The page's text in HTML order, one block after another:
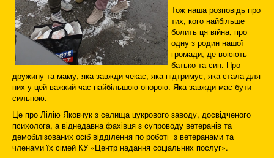
Тож наша розповідь про
тих, кого найбільше
болить ця війна, про
одну з родин нашої
громади, де воюють
батько та син. Про
дружину та маму, яка завжди чекає, яка підтримує, яка стала для
них у цей важкий час найбільшою опорою. Яка завжди має бути
сильною.
Це про Лілію Яковчук з селища цукрового заводу, досвідченого
психолога, а віднедавна фахівця з супроводу ветеранів та
демобілізованих осіб відділення по роботі з ветеранами та
членами їх сімей КУ «Центр надання соціальних послуг».